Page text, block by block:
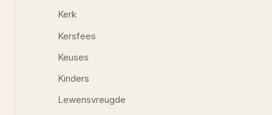
Kerk
Kersfees
Keuses
Kinders
Lewensvreugde